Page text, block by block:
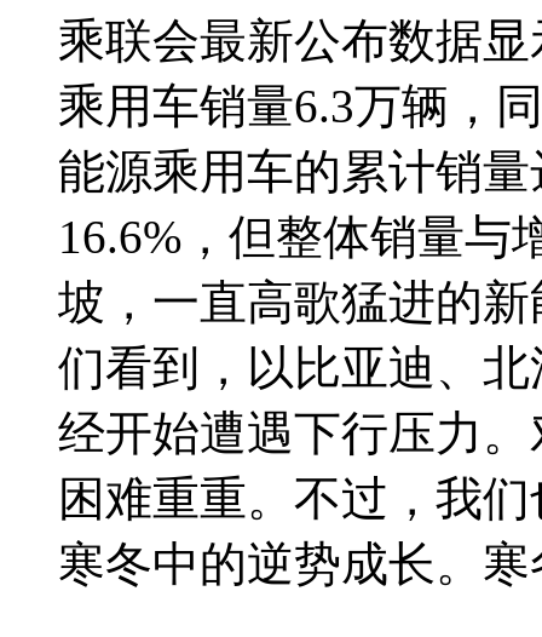
乘联会最新公布数据
乘用车销量6.3万辆，
能源乘用车的累计销
16.6%，但整体销量与
坡，一直高歌猛进的
们看到，以比亚迪、
经开始遭遇下行压力
困难重重。不过，我
寒冬中的逆势成长。